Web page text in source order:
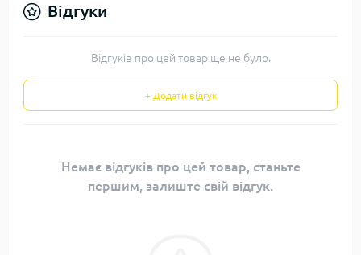
Відгуки
Відгуків про цей товар ще не було.
+ Додати відгук
Немає відгуків про цей товар, станьте
першим, залиште свій відгук.